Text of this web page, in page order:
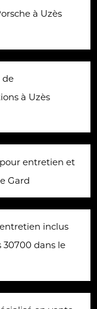
à Uzès
de
à Uzès
entretien et
Gard
inclus
30700 dans le